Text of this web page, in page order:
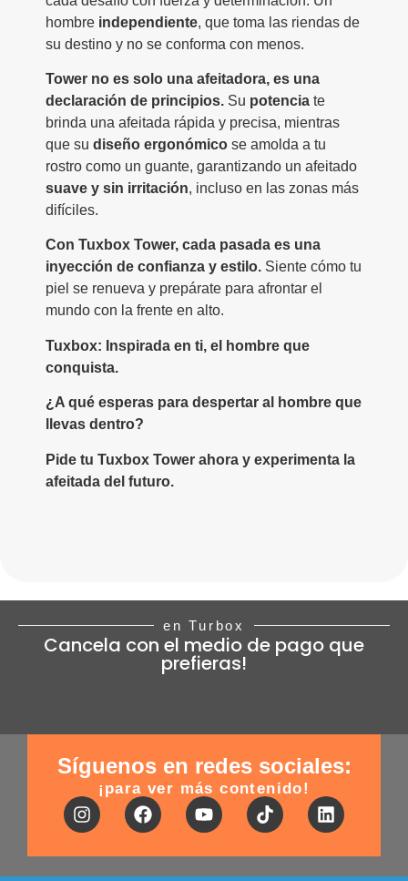
hombre independiente, que toma las riendas de
su destino y no se conforma con menos.
Tower no es solo una afeitadora, es una
declaración de principios. Su potencia te
brinda una afeitada rápida y precisa, mientras
que su diseño ergonómico se amolda a tu
rostro como un guante, garantizando un afeitado
suave y sin irritación, incluso en las zonas más
difíciles.
Con Tuxbox Tower, cada pasada es una
inyección de confianza y estilo. Siente cómo tu
piel se renueva y prepárate para afrontar el
mundo con la frente en alto.
Tuxbox: Inspirada en ti, el hombre que
conquista.
¿A qué esperas para despertar al hombre que
llevas dentro?
Pide tu Tuxbox Tower ahora y experimenta la
afeitada del futuro.
en Turbox
Cancela con el medio de pago que
prefieras!
Síguenos en redes sociales:
¡para ver más contenido!